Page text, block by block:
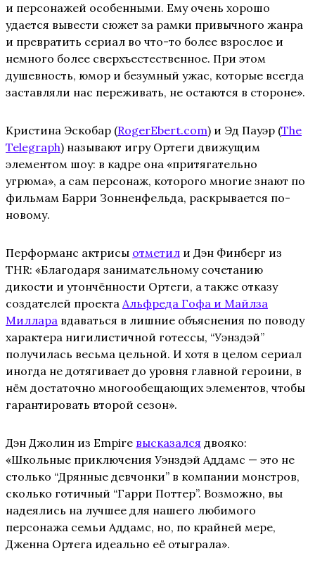
и персонажей особенными. Ему очень хорошо
удается вывести сюжет за рамки привычного жанра
и превратить сериал во что-то более взрослое и
немного более сверхъестественное. При этом
душевность, юмор и безумный ужас, которые всегда
заставляли нас переживать, не остаются в стороне».
Кристина Эскобар (RogerEbert.com) и Эд Пауэр (The
Telegraph) называют игру Ортеги движущим
элементом шоу: в кадре она «притягательно
угрюма», а сам персонаж, которого многие знают по
фильмам Барри Зонненфельда, раскрывается по-
новому.
Перформанс актрисы отметил и Дэн Финберг из
THR: «Благодаря занимательному сочетанию
дикости и утончённости Ортеги, а также отказу
создателей проекта Альфреда Гофа и Майлза
Миллара вдаваться в лишние объяснения по поводу
характера нигилистичной готессы, “Уэнздэй”
получилась весьма цельной. И хотя в целом сериал
иногда не дотягивает до уровня главной героини, в
нём достаточно многообещающих элементов, чтобы
гарантировать второй сезон».
Дэн Джолин из Empire высказался двояко:
«Школьные приключения Уэнздэй Аддамс — это не
столько “Дрянные девчонки” в компании монстров,
сколько готичный “Гарри Поттер”. Возможно, вы
надеялись на лучшее для нашего любимого
персонажа семьи Аддамс, но, по крайней мере,
Дженна Ортега идеально её отыграла».